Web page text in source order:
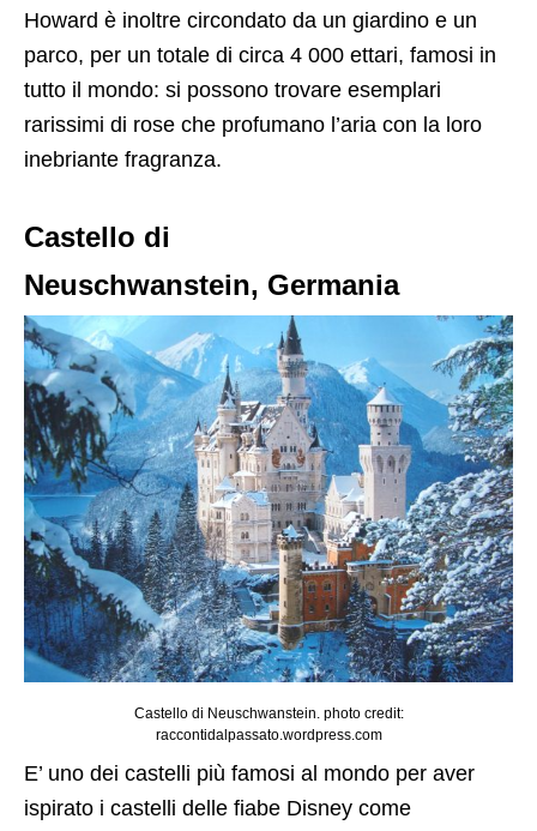
Howard è inoltre circondato da un giardino e un
parco, per un totale di circa 4 000 ettari, famosi in
tutto il mondo: si possono trovare esemplari
rarissimi di rose che profumano l’aria con la loro
inebriante fragranza.
Castello di
Neuschwanstein, Germania
Castello di Neuschwanstein. photo credit:
raccontidalpassato.wordpress.com
E’ uno dei castelli più famosi al mondo per aver
ispirato i castelli delle fiabe Disney come